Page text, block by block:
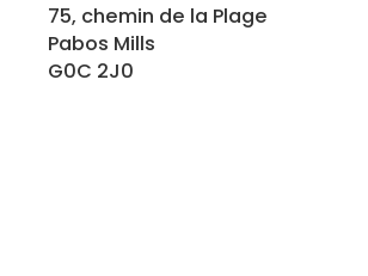
75, chemin de la Plage
Pabos Mills
G0C 2J0